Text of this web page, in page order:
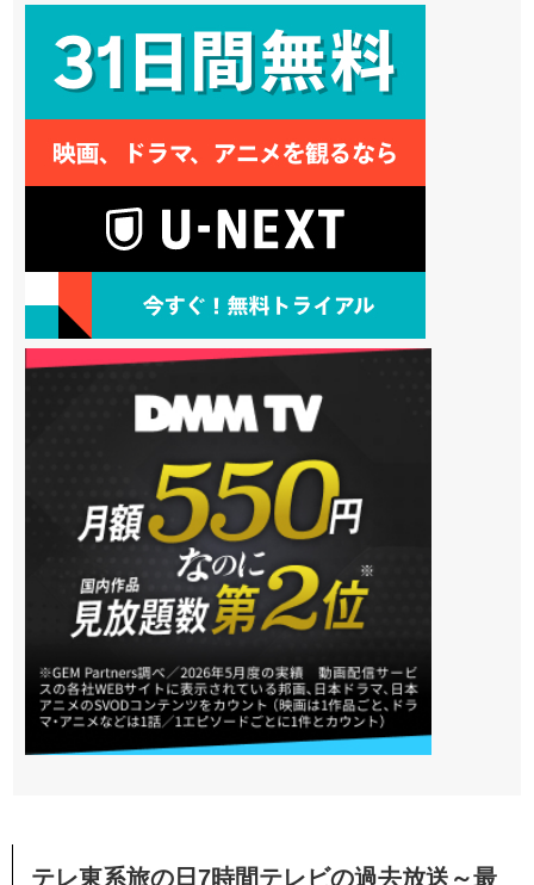
テレ東系旅の日7時間テレビの過去放送～最